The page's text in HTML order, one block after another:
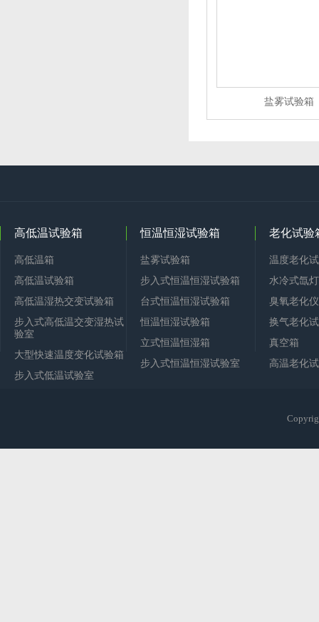
盐雾试验箱
高低温试验箱
高低温箱
高低温试验箱
高低温湿热交变试验箱
步入式高低温交变湿热试
验室
大型快速温度变化试验箱
步入式低温试验室
恒温恒湿试验箱
盐雾试验箱
步入式恒温恒湿试验箱
台式恒温恒湿试验箱
恒温恒湿试验箱
立式恒温恒湿箱
步入式恒温恒湿试验室
老化试验
温度老化
水冷式氙
臭氧老化仪
换气老化
真空箱
高温老化